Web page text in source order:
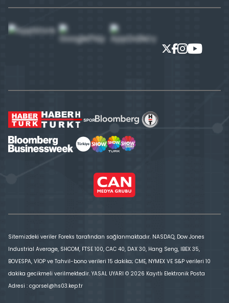
Sitemizdeki veriler Foreks tarafından sağlanmaktadır. NASDAQ, Dow Jones
Industrial Average, SHCOM, FTSE 100, CAC 40, DAX 30, Hang Seng, IBEX 35,
BOVESPA, VİOP ve Tahvil-bono verileri 15 dakika; CME, NYMEX VE S&P verileri 10
dakika gecikmeli verilmektedir. YASAL UYARI © 2026 Kayıtlı Elektronik Posta
Adresi : cgorsel@hs03.kep.tr